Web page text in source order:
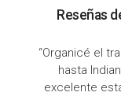
Reseñas
“Envié